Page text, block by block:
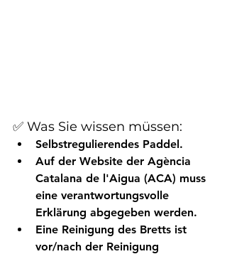
✅ Was Sie wissen müssen:
Selbstregulierendes Paddel.
Auf der Website der Agència
Catalana de l'Aigua (ACA) muss
eine verantwortungsvolle
Erklärung abgegeben werden.
Eine Reinigung des Bretts ist
vor/nach der Reinigung